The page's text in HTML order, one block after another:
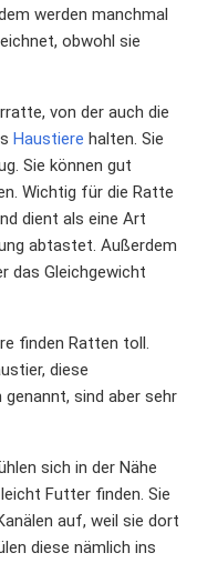
werden manchmal
obwohl sie
von der auch die
Haustiere halten. Sie
Sie können gut
Wichtig für die Ratte
dient als eine Art
abtastet. Außerdem
das Gleichgewicht
finden Ratten toll.
diese
sind aber sehr
sich in der Nähe
Futter finden. Sie
auf, weil sie dort
diese nämlich ins